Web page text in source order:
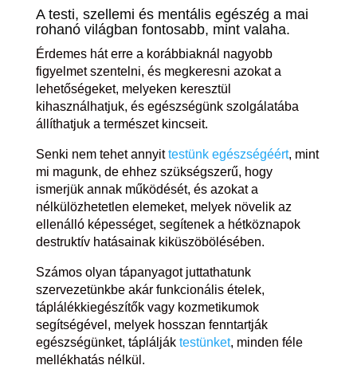
A testi, szellemi és mentális egészég a mai
rohanó világban fontosabb, mint valaha.
Érdemes hát erre a korábbiaknál nagyobb
figyelmet szentelni, és megkeresni azokat a
lehetőségeket, melyeken keresztül
kihasználhatjuk, és egészségünk szolgálatába
állíthatjuk a természet kincseit.
Senki nem tehet annyittestünk egészségéért, mint
mi magunk, de ehhez szükségszerű, hogy
ismerjük annak működését, és azokat a
nélkülözhetetlen elemeket, melyek növelik az
ellenálló képességet, segítenek a hétköznapok
destruktív hatásainak kiküszöbölésében.
Számos olyan tápanyagot juttathatunk
szervezetünkbe akár funkcionális ételek,
táplálékkiegészítők vagy kozmetikumok
segítségével, melyek hosszan fenntartják
egészségünket, táplálják testünket, minden féle
mellékhatás nélkül.